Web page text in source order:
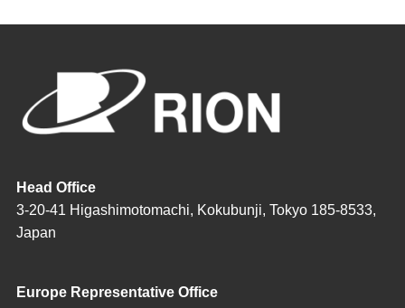
Head Office
3-20-41 Higashimotomachi, Kokubunji, Tokyo 185-8533,
Japan
Europe Representative Office